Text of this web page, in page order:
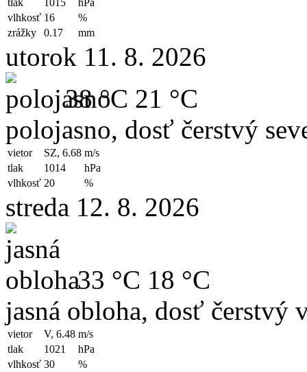
vlhkosť 16
%
zrážky
0.17 mm
utorok 11. 8. 2026
38 °C 21 °C
polojasno, dosť čerstvý
vietor SZ, 6.68 m/s
tlak
1014
hPa
vlhkosť 20 %
streda 12. 8. 2026
33 °C 18 °C
jasná obloha, dosť čerstvý
vietor V, 6.48 m/s
tlak
1021
hPa
vlhkosť 30 %